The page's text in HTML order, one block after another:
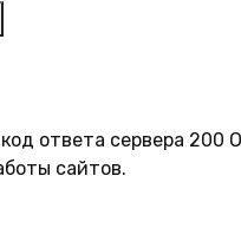
ответа сервера 200
сайтов.